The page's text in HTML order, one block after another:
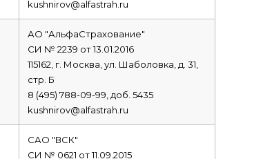
kushnirov@alfastrah.ru
АО "АльфаСтрахование"
СИ № 2239 от 13.01.2016
115162, г. Москва, ул. Шаболовка, д. 31,
стр. Б
8 (495) 788-09-99, доб. 5435
kushnirov@alfastrah.ru
САО "ВСК"
СИ № 0621 от 11.09.2015